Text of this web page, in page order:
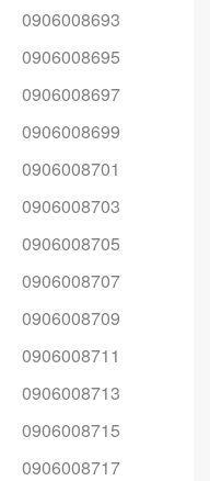
0906008693
0906008695
0906008697
0906008699
0906008701
0906008703
0906008705
0906008707
0906008709
0906008711
0906008713
0906008715
0906008717